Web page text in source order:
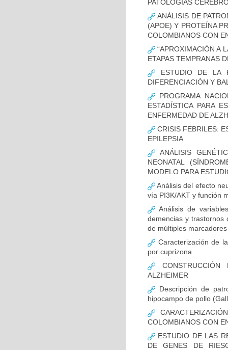
PATOLOGÍAS
ANÁLISIS DE
(APOE) Y PROTEÍNA
COLOMBIANOS CON
“APROXIMACIÒN A
ETAPAS TEMPRANAS
ESTUDIO DE LA
DIFERENCIACIÓN Y
PROGRAMA
ESTADÍSTICA PARA
ENFERMEDAD DE
CRISIS FEBRILES:
EPILEPSIA
ANÁLISIS
NEONATAL
MODELO PARA
Análisis del efecto
vía PI3K/AKT y función
Análisis de
demencias y trastornos
de múltiples
Caracterización de
por cuprizona
ALZHEIMER
Descripción de
hipocampo de pollo
COLOMBIANOS CON
ESTUDIO DE LAS
DE GENES DE